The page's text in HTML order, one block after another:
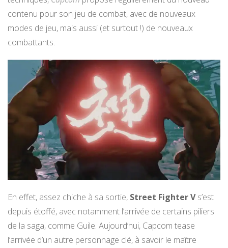
contenu pour son jeu de combat, avec de nouveaux
modes de jeu, mais aussi (et surtout !) de nouveaux
combattants.
En effet, assez chiche à sa sortie, Street Fighter Vs’est
depuis étoffé, avec notamment l’arrivée de certains piliers
de la saga, comme Guile. Aujourd’hui, Capcom tease
l’arrivée d’un autre personnage clé, à savoir le maître